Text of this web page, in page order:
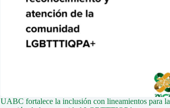
UABC fortalece la inclusión con lineamientos para la